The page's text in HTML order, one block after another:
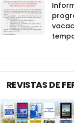
REVISTAS DE